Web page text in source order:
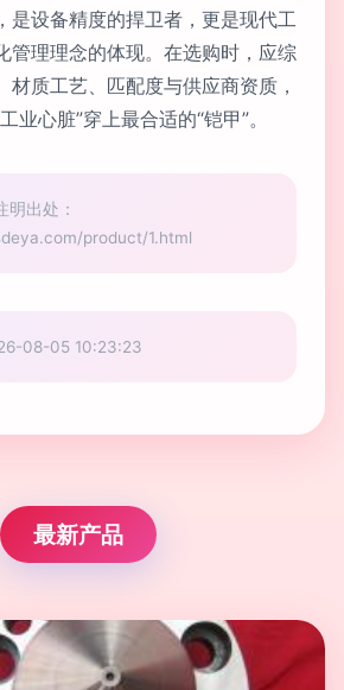
是设备精度的捍卫者，更是现代工
管理理念的体现。在选购时，应综
材质工艺、匹配度与供应商资质，
业心脏”穿上最合适的“铠甲”。
明出处：
product/1.html
08-05 10:23:23
最新产品